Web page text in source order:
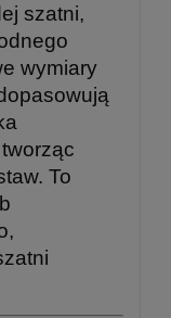
szatni,
wymiary
To